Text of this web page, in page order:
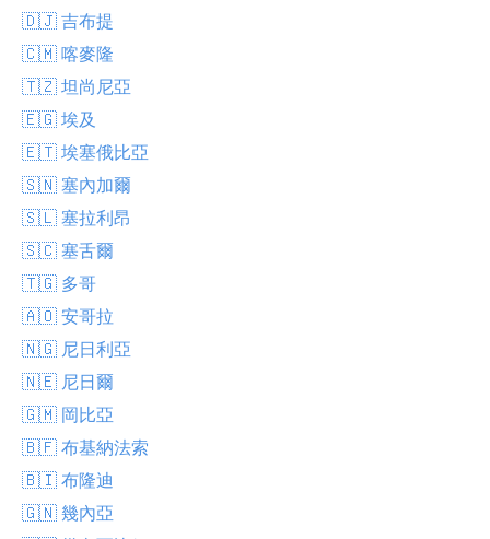
🇩🇯 吉布提
🇨🇲 喀麥隆
🇹🇿 坦尚尼亞
🇪🇬 埃及
🇪🇹 埃塞俄比亞
🇸🇳 塞內加爾
🇸🇱 塞拉利昂
🇸🇨 塞舌爾
🇹🇬 多哥
🇦🇴 安哥拉
🇳🇬 尼日利亞
🇳🇪 尼日爾
🇬🇲 岡比亞
🇧🇫 布基納法索
🇧🇮 布隆迪
🇬🇳 幾內亞